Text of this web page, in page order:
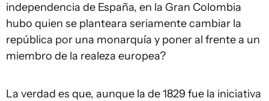
independencia de España, en la Gran Colombia
hubo quien se planteara seriamente cambiar la
república por una monarquía y poner al frente a un
miembro de la realeza europea?
La verdad es que, aunque la de 1829 fue la iniciativa